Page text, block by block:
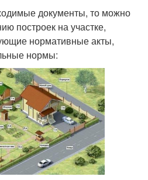
документы, то можно
построек на участке,
нормативные акты,
нормы: